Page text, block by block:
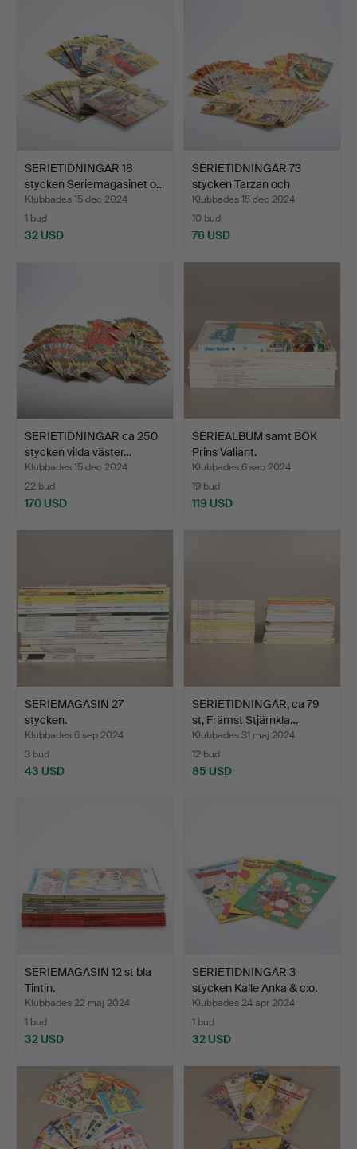
SERIETIDNINGAR 18
stycken Seriemagasinet o…
Klubbades 15 dec 2024
1 bud
32 USD
SERIETIDNINGAR 73
stycken Tarzan och
Kongo…
Klubbades 15 dec 2024
10 bud
76 USD
SERIETIDNINGAR ca 250
stycken vilda väster…
Klubbades 15 dec 2024
22 bud
170 USD
SERIEALBUM samt BOK
Prins Valiant.
Klubbades 6 sep 2024
19 bud
119 USD
SERIEMAGASIN 27
stycken.
Klubbades 6 sep 2024
3 bud
43 USD
SERIETIDNINGAR, ca 79
st, Främst Stjärnkla…
Klubbades 31 maj 2024
12 bud
85 USD
SERIEMAGASIN 12 st bla
Tintin.
Klubbades 22 maj 2024
1 bud
32 USD
SERIETIDNINGAR 3
stycken Kalle Anka & c:o.
Klubbades 24 apr 2024
1 bud
32 USD